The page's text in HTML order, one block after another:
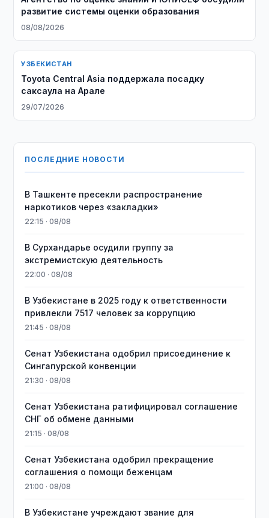
развитие системы оценки образования
08/08/2026
УЗБЕКИСТАН
Toyota Central Asia поддержала посадку
саксаула на Арале
29/07/2026
ПОСЛЕДНИЕ НОВОСТИ
В Ташкенте пресекли распространение
наркотиков через «закладки»
22:15 · 08/08
В Сурхандарье осудили группу за
экстремистскую деятельность
22:00 · 08/08
В Узбекистане в 2025 году к ответственности
привлекли 7517 человек за коррупцию
21:45 · 08/08
Сенат Узбекистана одобрил присоединение к
Сингапурской конвенции
21:30 · 08/08
Сенат Узбекистана ратифицировал соглашение
СНГ об обмене данными
21:15 · 08/08
Сенат Узбекистана одобрил прекращение
соглашения о помощи беженцам
21:00 · 08/08
В Узбекистане учреждают звание для